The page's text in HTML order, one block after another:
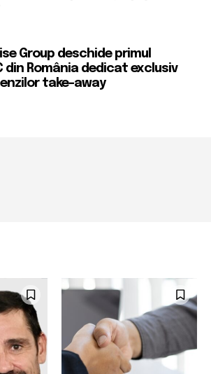
Group deschide primul
din România dedicat exclusiv
take-away